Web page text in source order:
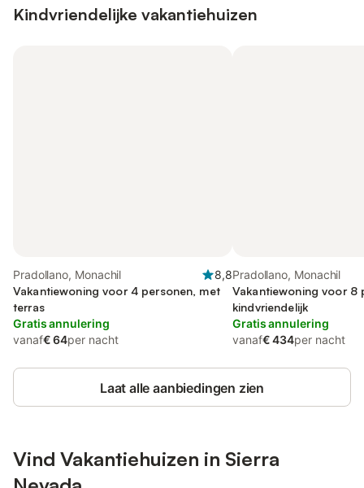
Kindvriendelijke vakantiehuizen
Pradollano, Monachil
8,8
Vakantiewoning voor 4 personen, met
terras
Gratis annulering
vanaf€ 64per nacht
Pradollano, Monachil
Vakantiewoning voor 8
kindvriendelijk
Gratis annulering
vanaf€ 434per nacht
Laat alle aanbiedingen zien
Vind Vakantiehuizen in Sierra